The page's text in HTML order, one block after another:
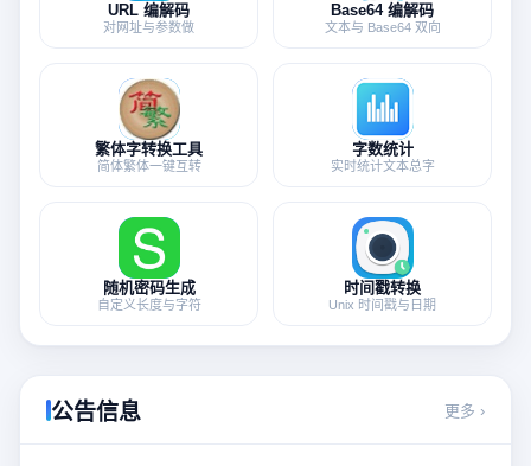
URL 编解码
对网址与参数做
Base64 编解码
文本与 Base64 双向
繁体字转换工具
简体繁体一键互转
字数统计
实时统计文本总字
随机密码生成
自定义长度与字符
时间戳转换
Unix 时间戳与日期
公告信息 更多 ›